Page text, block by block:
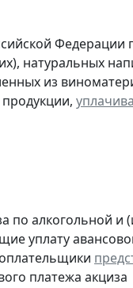
Федерации
натуральных
из
по алкогольной
уплату
платежа акциза